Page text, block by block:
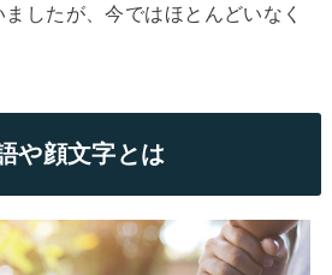
したが、今ではほとんどいなく
や顔文字とは